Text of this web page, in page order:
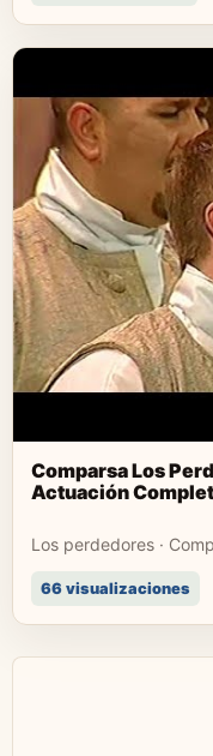
Comparsa Los
Actuación
Los perdedores ·
66 visualizaciones